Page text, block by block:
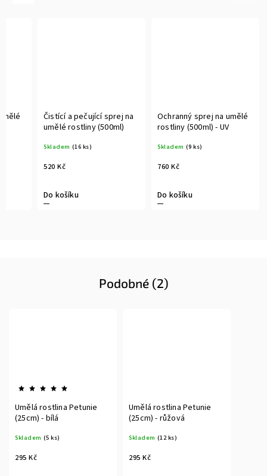
Čistící a pečující sprej na
umělé rostliny (500ml)
Skladem (16 ks)
520 Kč
Do košíku
Ochranný sprej na umělé
rostliny (500ml) - UV
Skladem (9 ks)
760 Kč
Do košíku
Podobné (2)
Umělá rostlina Petunie
(25cm) - bílá
Skladem (5 ks)
295 Kč
Umělá rostlina Petunie
(25cm) - růžová
Skladem (12 ks)
295 Kč